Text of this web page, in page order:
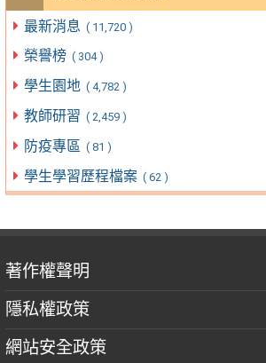
最新消息 ( 11,720 )
榮譽榜 ( 304 )
學生園地 ( 4,782 )
教師研習 ( 2,459 )
防疫專區 ( 81 )
學生學習歷程檔案 ( 62 )
著作權聲明
隱私權政策
網站安全政策